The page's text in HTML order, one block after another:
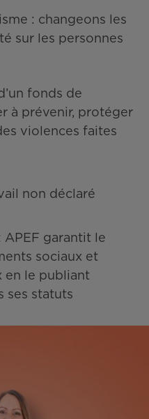
: changeons les
sur les personnes
fonds de
à prévenir, protéger
violences faites
non déclaré
APEF garantit le
sociaux et
en le publiant
ses statuts